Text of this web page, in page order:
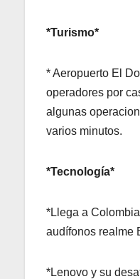
*Turismo*
* Aeropuerto El
operadores por
algunas
varios minutos.
*Tecnología*
*Llega a
audífonos realme
*Lenovo y su